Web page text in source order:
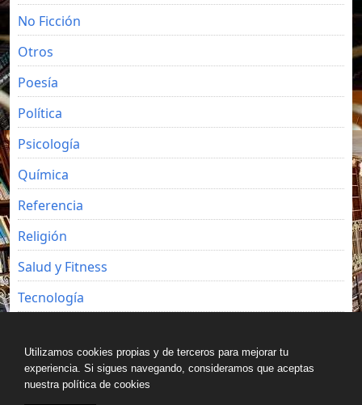
No Ficción
Otros
Poesía
Política
Psicología
Química
Referencia
Religión
Salud y Fitness
Tecnología
Utilizamos cookies propias y de terceros para mejorar tu
experiencia. Si sigues navegando, consideramos que aceptas
nuestra política de cookies